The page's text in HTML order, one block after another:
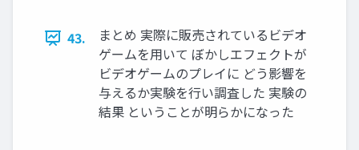
43.
まとめ 実際に販売されているビデオ
ゲームを用いて ぼかしエフェクトが
ビデオゲームのプレイに どう影響を
与えるか実験を行い調査した 実験の
結果 ということが明らかになった